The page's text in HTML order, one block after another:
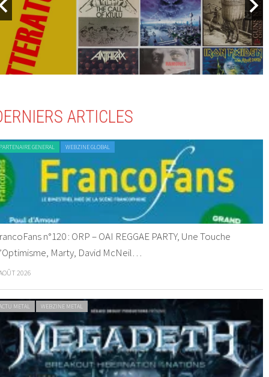
ARTICLES
GENERAL WEBZINE GLOBAL
n°120 : ORP – OAI REGGAE PARTY, Une Touche
Marty, David McNeil…
2026
METAL WEBZINE METAL